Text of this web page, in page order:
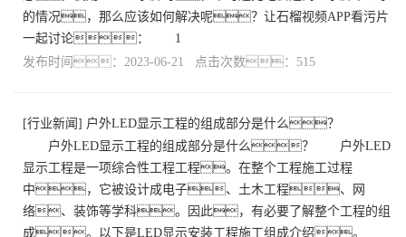
的情况，那么应该如何解决呢？让石榴视频APP看污片
一起讨论： 1
发布时间：2023-06-21 点击次数：515
[行业新闻 ] 户外LED显示工程的组成部分是什么？
户外LED显示工程的组成部分是什么？ 户外LED
显示工程是一项综合性工程工程。在整个工程施工过程
中，它被设计成电子、土木工程、网
络、装饰等学科。因此，有必要了解整个工程的组
成。以下是LED显示安装工程施工组成介绍。